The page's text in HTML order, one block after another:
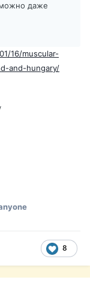
даже
16/muscular-
and-hungary/
8